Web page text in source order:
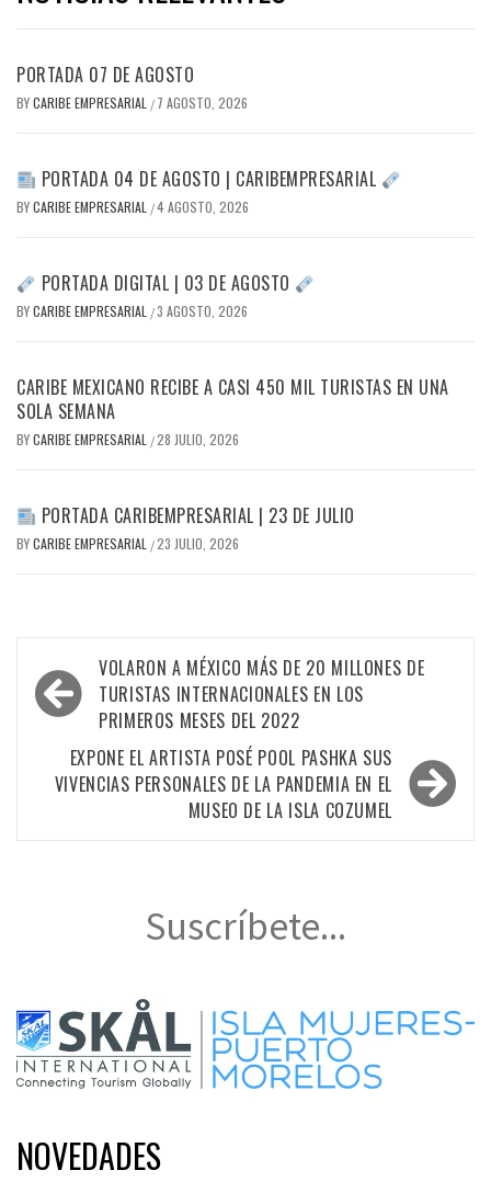
PORTADA 07 DE AGOSTO
BYCARIBE EMPRESARIAL / 7 AGOSTO, 2026
PORTADA 04 DE AGOSTO | CARIBEMPRESARIAL
BYCARIBE EMPRESARIAL /4 AGOSTO, 2026
PORTADA DIGITAL | 03 DE AGOSTO
BYCARIBE EMPRESARIAL /3 AGOSTO, 2026
CARIBE MEXICANO RECIBE A CASI 450 MIL TURISTAS EN UNA
SOLA SEMANA
BYCARIBE EMPRESARIAL /28 JULIO, 2026
PORTADA CARIBEMPRESARIAL | 23 DE JULIO
BYCARIBE EMPRESARIAL /23 JULIO, 2026
Navegación
de
entradas
VOLARON A MÉXICO MÁS DE 20 MILLONES DE
TURISTAS INTERNACIONALES EN LOS
PRIMEROS MESES DEL 2022
EXPONE EL ARTISTA POSÉ POOL PASHKA SUS
VIVENCIAS PERSONALES DE LA PANDEMIA EN EL
MUSEO DE LA ISLA COZUMEL
Suscríbete...
NOVEDADES